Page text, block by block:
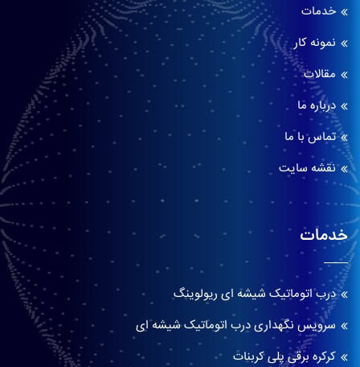
خدمات
نمونه کار
مقالات
درباره ما
تماس با ما
نقشه سایت
خدمات
درب اتوماتیک شیشه ای ریولوینگ
سرویس نگهداری درب اتوماتیک شیشه ای
کرکره برقی پلی کربنات